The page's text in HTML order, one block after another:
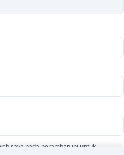
saya pada peramban ini untuk